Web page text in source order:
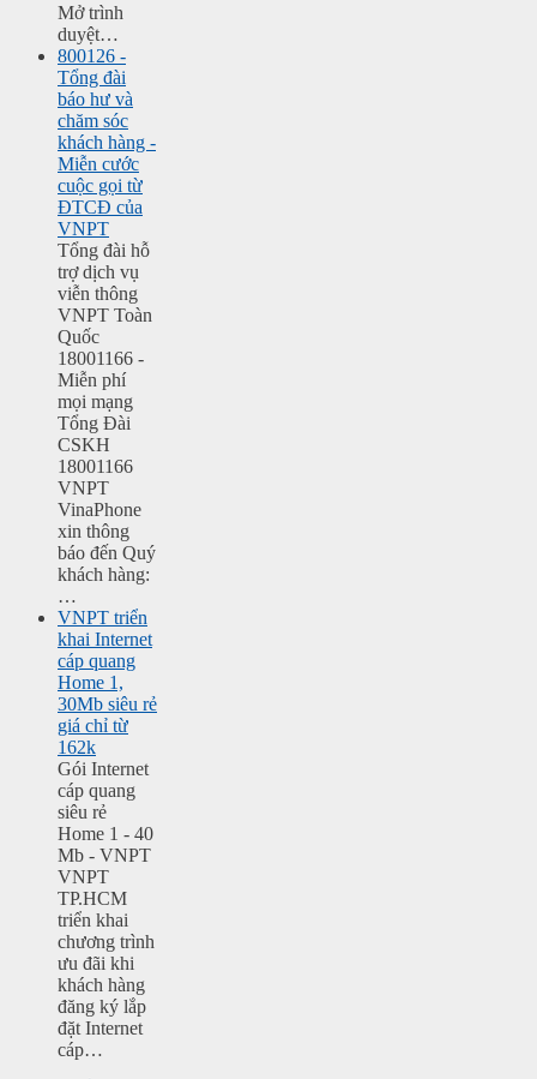
Mở trình
duyệt…
800126 -
Tổng đài
báo hư và
chăm sóc
khách hàng -
Miễn cước
cuộc gọi từ
ĐTCĐ của
VNPT
Tổng đài hỗ
trợ dịch vụ
viễn thông
VNPT Toàn
Quốc
18001166 -
Miễn phí
mọi mạng
Tổng Đài
CSKH
18001166
VNPT
VinaPhone
xin thông
báo đến Quý
khách hàng:
…
VNPT triển
khai Internet
cáp quang
Home 1,
30Mb siêu rẻ
giá chỉ từ
162k
Gói Internet
cáp quang
siêu rẻ
Home 1 - 40
Mb - VNPT
VNPT
TP.HCM
triển khai
chương trình
ưu đãi khi
khách hàng
đăng ký lắp
đặt Internet
cáp…